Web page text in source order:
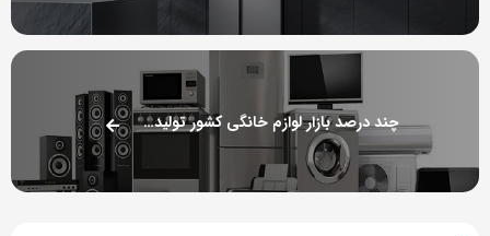
چند درصد بازار لوازم خانگی کشور تولید داخل است؟